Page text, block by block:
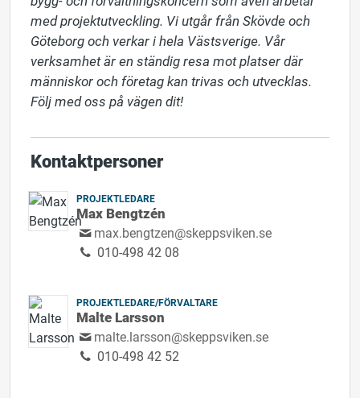
med projektutveckling. Vi utgår från Skövde och
Göteborg och verkar i hela Västsverige. Vår
verksamhet är en ständig resa mot platser där
människor och företag kan trivas och utvecklas.
Följ med oss på vägen dit!​
Kontaktpersoner
PROJEKTLEDARE
Max Bengtzén
max.bengtzen@skeppsviken.se
010-498 42 08
PROJEKTLEDARE/FÖRVALTARE
Malte Larsson
malte.larsson@skeppsviken.se
010-498 42 52